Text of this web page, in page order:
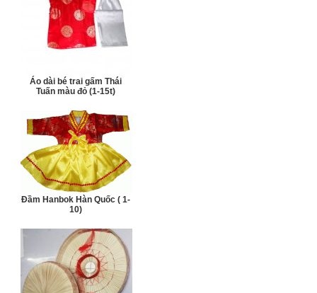
Áo dài bé trai gấm Thái
Tuấn màu đỏ (1-15t)
Đầm Hanbok Hàn Quốc ( 1-
10)